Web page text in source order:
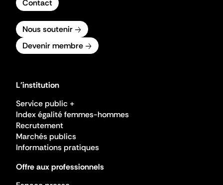
Contact
Nous soutenir
Devenir membre
L'institution
Service public +
Index égalité femmes-hommes
Recrutement
Marchés publics
Informations pratiques
Offre aux professionnels